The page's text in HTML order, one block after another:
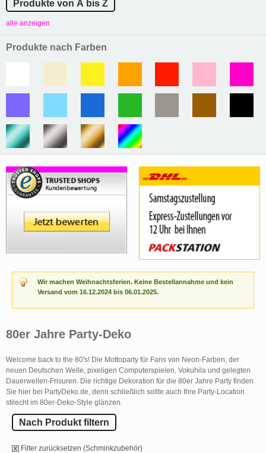
Wir machen Weihnachtsferien. Keine Bestellannahme und kein
Versand vom 16.12.2024 bis 06.01.2025.
80er Jahre Party-Deko
Welcome back to the 80's! Die Mottoparty für Fans von Neon-Farben, der
neuen Deutschen Welle, pixeligen Computerspielen, Vokuhila und gelegten
Dauerwellen-Frisuren. Die richtige Dekoration für die 80er Jahre Party finden
Sie hier bei PartyDeko.de, denn schließlich sollte auch Ihre Party-Location
stilecht im 80er-Deko-Style glänzen.
Nach Produkt filtern
Filter zurücksetzen (Schminkzubehör)
Produkte von A bis Z
alle anzeigen
Produkte nach Farben